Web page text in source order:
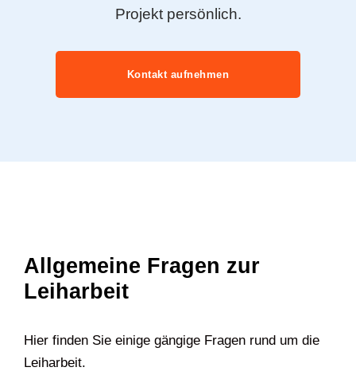
Projekt persönlich.
Kontakt aufnehmen
Allgemeine Fragen zur
Leiharbeit
Hier finden Sie einige gängige Fragen rund um die
Leiharbeit.